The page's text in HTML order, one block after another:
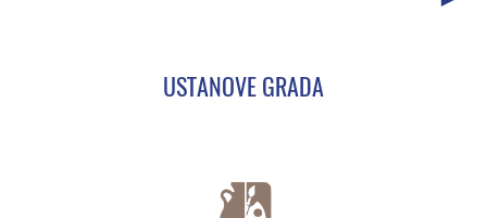
USTANOVE GRADA